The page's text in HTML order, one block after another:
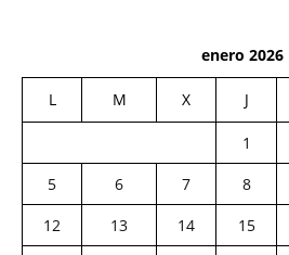
enero 2026
L M X J
1
5
6 7 8
12
13 14 15